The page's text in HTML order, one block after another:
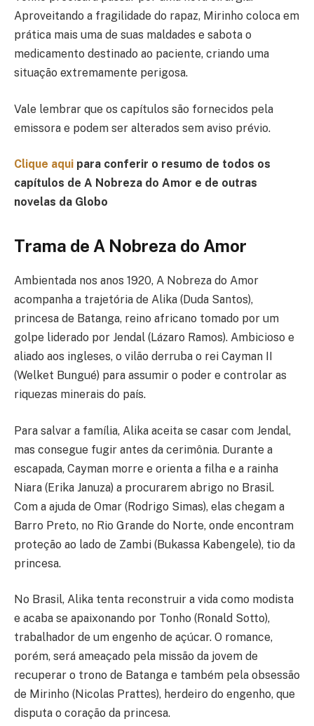
Aproveitando a fragilidade do rapaz, Mirinho coloca em
prática mais uma de suas maldades e sabota o
medicamento destinado ao paciente, criando uma
situação extremamente perigosa.
Vale lembrar que os capítulos são fornecidos pela
emissora e podem ser alterados sem aviso prévio.
Clique aqui para conferir o resumo de todos os
capítulos de A Nobreza do Amor e de outras
novelas da Globo
Trama de A Nobreza do Amor
Ambientada nos anos 1920, A Nobreza do Amor
acompanha a trajetória de Alika (Duda Santos),
princesa de Batanga, reino africano tomado por um
golpe liderado por Jendal (Lázaro Ramos). Ambicioso e
aliado aos ingleses, o vilão derruba o rei Cayman II
(Welket Bungué) para assumir o poder e controlar as
riquezas minerais do país.
Para salvar a família, Alika aceita se casar com Jendal,
mas consegue fugir antes da cerimônia. Durante a
escapada, Cayman morre e orienta a filha e a rainha
Niara (Erika Januza) a procurarem abrigo no Brasil.
Com a ajuda de Omar (Rodrigo Simas), elas chegam a
Barro Preto, no Rio Grande do Norte, onde encontram
proteção ao lado de Zambi (Bukassa Kabengele), tio da
princesa.
No Brasil, Alika tenta reconstruir a vida como modista
e acaba se apaixonando por Tonho (Ronald Sotto),
trabalhador de um engenho de açúcar. O romance,
porém, será ameaçado pela missão da jovem de
recuperar o trono de Batanga e também pela obsessão
de Mirinho (Nicolas Prattes), herdeiro do engenho, que
disputa o coração da princesa.